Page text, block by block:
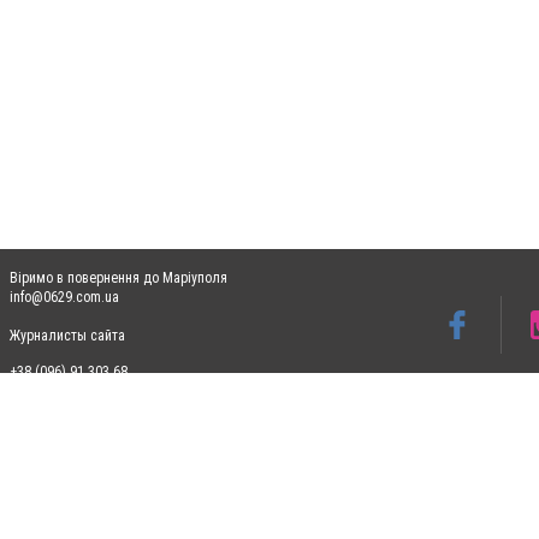
Віримо в повернення до Маріуполя
info@0629.com.ua
Журналисты сайта
+38 (096) 91 303 68